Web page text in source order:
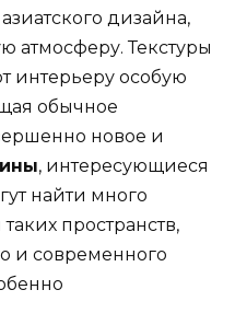
дизайна,
атмосферу. Текстуры
интерьеру особую
обычное
новое и
, интересующиеся
найти много
пространств,
и современного